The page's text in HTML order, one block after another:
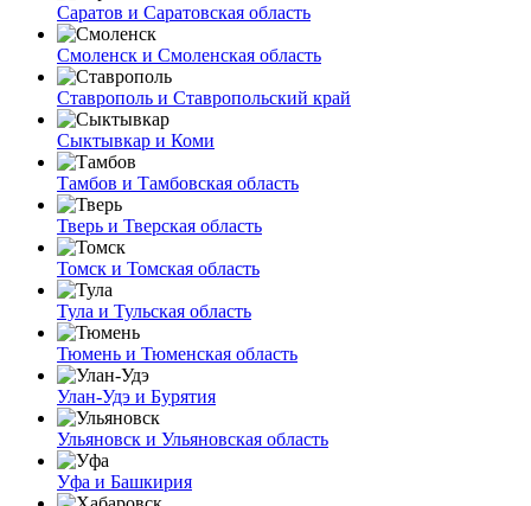
Саратов и Саратовская область
Смоленск и Смоленская область
Ставрополь и Ставропольский край
Сыктывкар и Коми
Тамбов и Тамбовская область
Тверь и Тверская область
Томск и Томская область
Тула и Тульская область
Тюмень и Тюменская область
Улан-Удэ и Бурятия
Ульяновск и Ульяновская область
Уфа и Башкирия